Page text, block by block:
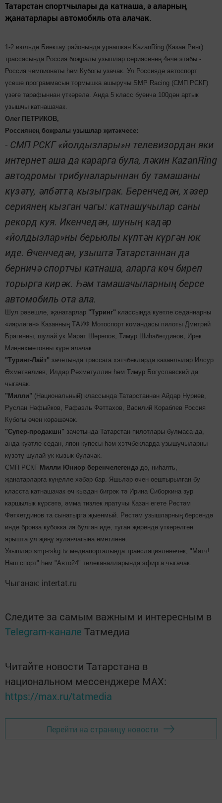
Татарстан спортчылары да катнаша, ә аларның
җанатарлары автомобиль ота алачак.
1-2 июльдә Биектау районында урнашкан KazanRing (Казан Ринг)
трассасында Россия боҗралы узышлар сериясенең 4нче этабы -
Россия чемпионаты һәм Кубогы узачак. Ул Россиядә автоспорт
үсеше программасын тормышка ашыручы SMP Racing (СМП РСКГ)
үзәге тарафыннан үткәрелә. Анда 5 класс буенча 100дән артык
узышчы катнашачак.
Олег ПЕТРИКОВ,
Россиянең боҗралы узышлар җитәкчесе:
- СМП РСКГ «йолдызлары»н телевизордан яки
интернет аша да карарга була, ләкин KazanRing
автодромы трибуналарыннан бу тамашаны
күзәтү, әлбәттә, кызыграк. Беренчедән, хәзер
сериянең кызган чагы: катнашучылар саны
рекорд куя. Икенчедән, шуның кадәр
«йолдызлар»ны берьюлы күптән күргән юк
иде. Өченчедән, узышта Татарстаннан да
берничә спортчы катнаша, аларга көч биреп
торырга кирәк. Һәм тамашачыларның берсе
автомобиль ота ала.
Шул рәвешле, җанатарлар "Туринг" классында куәтле седаннарны
«иярләгән» Казанның ТАИФ Мотоспорт командасы пилоты Дмитрий
Брагинны, шулай ук Марат Шәрәпов, Тимур Шиһабетдинов, Ирек
Миңнәхмәтовны күрә алачак.
"Туринг-Лайт" зачетында трассага хэтчбекларда казанлылар Илсур
Әхмәтвәлиев, Илдар Рәхмәтуллин һәм Тимур Богуславский да
чыгачак.
"Милли" (Национальный) классында Татарстаннан Айдар Нуриев,
Руслан Нәфыйков, Рафаэль Фәттахов, Василий Кораблев Россия
Кубогы өчен көрәшәчәк.
"Супер-продакшн" зачетында Татарстан пилотлары булмаса да,
анда куәтле седан, япон купесы һәм хэтчбекларда узышучыларны
күзәтү шулай ук кызык булачак.
СМП РСКГ Милли Юниор беренчелегендә дә, ниһаять,
җанатарларга күңелле хәбәр бар. Яшьләр өчен оештырылган бу
класста катнашачак өч кыздан бигрәк тә Ирина Сиборкина зур
каршылык күрсәтә, әмма тизлек яратучы Казан егете Рөстәм
Фәтхетдинов та сынатырга җыенмый. Рөстәм узышларның берсендә
инде бронза кубокка ия булган иде, туган җирендә үткәрелгән
ярышта ул җиңү яулаячагына өметләнә.
Узышлар smp-rskg.tv медиапорталында трансляцияләнәчәк, "Матч!
Наш спорт" һәм "Авто24" телеканалларында эфирга чыгачак.
Чыганак: intertat.ru
Следите за самым важным и интересным в
Telegram-канале Татмедиа
Читайте новости Татарстана в
национальном мессенджере MАХ:
https://max.ru/tatmedia
Перейти на страницу новости